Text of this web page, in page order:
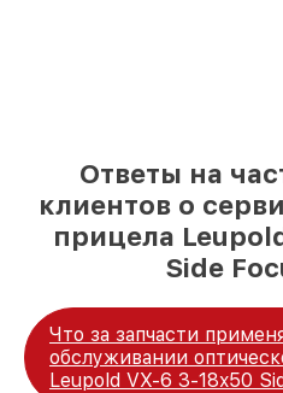
Ответы на
клиентов о
прицела
Side
Что за запчасти
обслуживании
Leupold VX-6 3-18x50